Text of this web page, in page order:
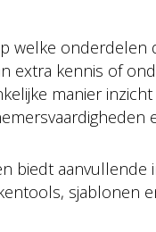
welke onderdelen
extra kennis of
manier
biedt aanvullende
sjablonen